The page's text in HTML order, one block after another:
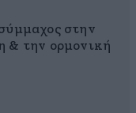
στην
& την ορμονική